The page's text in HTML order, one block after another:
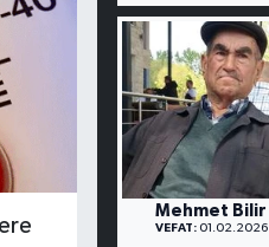
Mehmet Bilir
VEFAT:01.02.2026